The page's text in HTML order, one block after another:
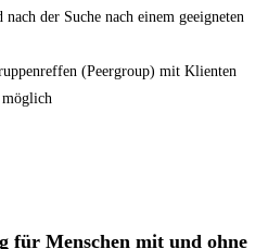
der Suche nach einem geeigneten
(Peergroup) mit Klienten
für Menschen mit und ohne